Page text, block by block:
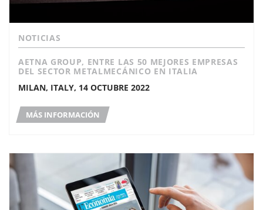
NOTICIAS
AETNA GROUP, ENTRE LAS 50 MEJORES EMPRESAS
DEL SECTOR METALMECÁNICO EN ITALIA
MILAN, ITALY, 14 OCTUBRE 2022
MÁS INFORMACIÓN